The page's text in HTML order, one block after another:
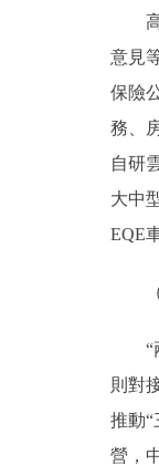
高
意見
保險
務、
自研
大中
EQE
（
“兩
則對
推動
營，